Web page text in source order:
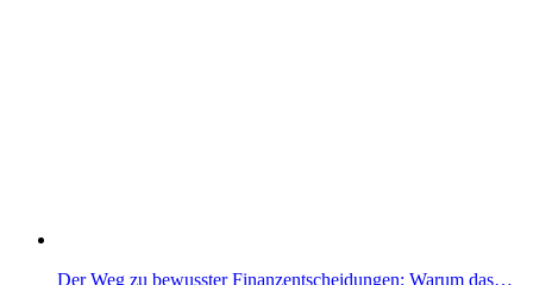
Der Weg zu bewusster Finanzentscheidungen: Warum das…